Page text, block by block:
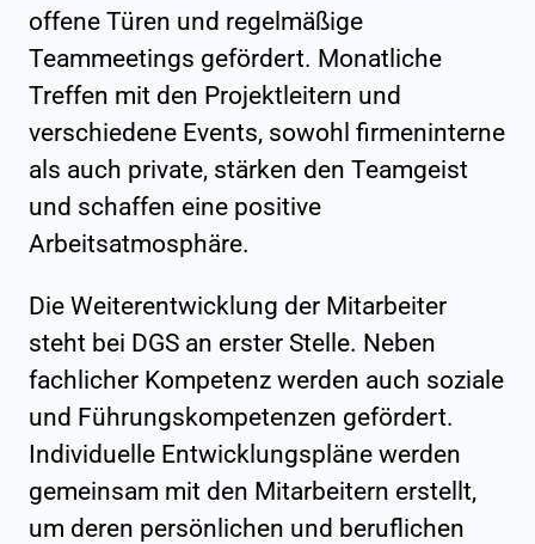
offene Türen und regelmäßige
Teammeetings gefördert. Monatliche
Treffen mit den Projektleitern und
verschiedene Events, sowohl firmeninterne
als auch private, stärken den Teamgeist
und schaffen eine positive
Arbeitsatmosphäre.
Die Weiterentwicklung der Mitarbeiter
steht bei DGS an erster Stelle. Neben
fachlicher Kompetenz werden auch soziale
und Führungskompetenzen gefördert.
Individuelle Entwicklungspläne werden
gemeinsam mit den Mitarbeitern erstellt,
um deren persönlichen und beruflichen